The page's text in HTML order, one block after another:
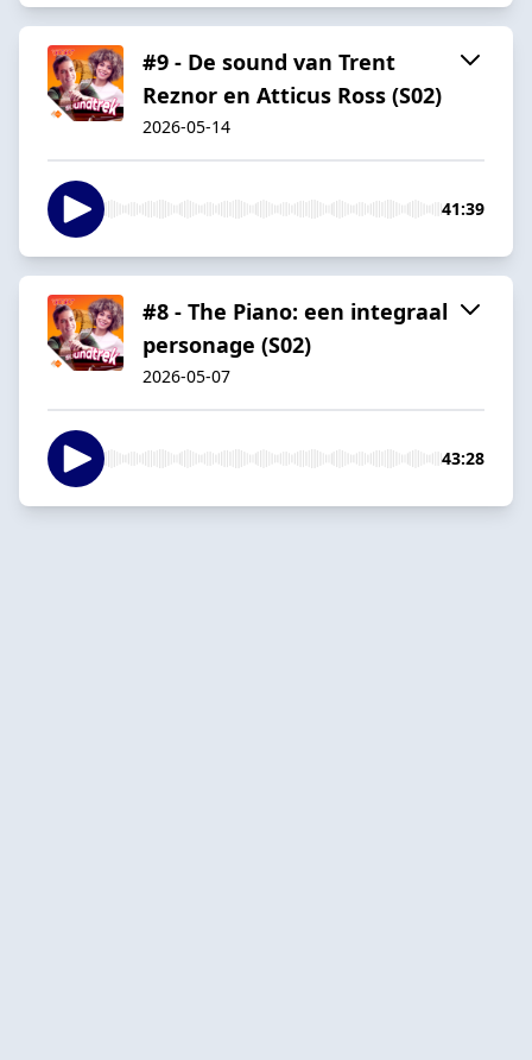
#9 - De sound van Trent
Reznor en Atticus Ross (S02)
2026-05-14
41:39
#8 - The Piano: een integraal
personage (S02)
2026-05-07
43:28